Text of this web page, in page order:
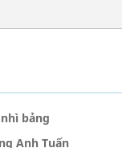
bảng
Anh Tuấn